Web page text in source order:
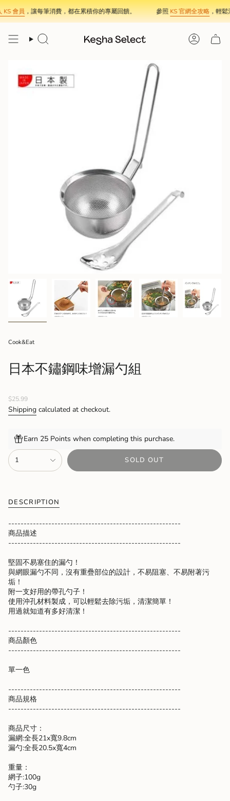
Skip
to
content
會員，讓每筆消費，都在累積你的專屬回饋。 參照KS 官網全攻略，輕鬆
Search Account
Cook&Eat
日本不鏽鋼味增漏勺組
Regular
price
$25.99
Shipping calculated at checkout.
Earn 25 Points when completing this purchase.
{"in_cart_html"=>"
<span
class=\"quantity-
quantity
</span>
in
cart",
quantity
for
{{
product
}}",
"multiples_of"=>"Increments
{{
quantity
}}",
of
quantity
}}",
"maximum_of"=>"Maximum
{{
quantity
}}"}
1 SOLD OUT
DESCRIPTION
--------------------------------------------------------
商品描述
--------------------------------------------------------
堅固不易塞住的漏勺！
與網眼漏勺不同，沒有重疊部位的設計，不易阻塞、不易附著污
垢！
附一支好用的帶孔勺子！
使用沖孔材料製成，可以輕鬆去除污垢，清潔簡單！
用過就知道有多好清潔！
--------------------------------------------------------
商品顏色
--------------------------------------------------------
單一色
--------------------------------------------------------
商品規格
--------------------------------------------------------
商品尺寸：
漏網:全長21x寬9.8cm
漏勺:全長20.5x寬4cm
重量：
網子:100g
勺子:30g